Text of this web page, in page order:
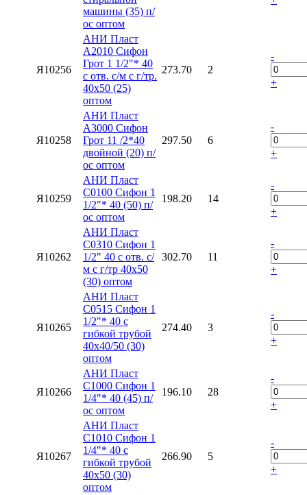
машины (35) п/
ос оптом
Я10256
АНИ Пласт
A2010 Сифон
Грот 1 1/2"* 40
с отв. с/м с г/тр.
40х50 (25)
оптом
273.70 2
-
+
Я10258
АНИ Пласт
A3000 Сифон
Грот 11 /2*40
двойной (20) п/
ос оптом
297.50 6
-
+
Я10259
АНИ Пласт
C0100 Сифон 1
1/2"* 40 (50) п/
ос оптом
198.20 14
-
+
Я10262
АНИ Пласт
C0310 Сифон 1
1/2" 40 с отв. с/
м с г/тр 40х50
(30) оптом
302.70 11
-
+
Я10265
АНИ Пласт
C0515 Сифон 1
1/2"* 40 с
гибкой трубой
40х40/50 (30)
оптом
274.40 3
-
+
Я10266
АНИ Пласт
C1000 Сифон 1
1/4"* 40 (45) п/
ос оптом
196.10 28
-
+
Я10267
АНИ Пласт
C1010 Сифон 1
1/4"* 40 с
гибкой трубой
40х50 (30)
оптом
266.90 5
-
+